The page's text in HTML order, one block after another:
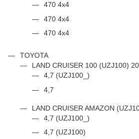
470 4x4
470 4x4
470 4x4
TOYOTA
LAND CRUISER 100 (UZJ100)
4,7 (UZJ100_)
4,7
LAND CRUISER AMAZON
4,7 (UZJ100_)
4,7 (UZJ100)